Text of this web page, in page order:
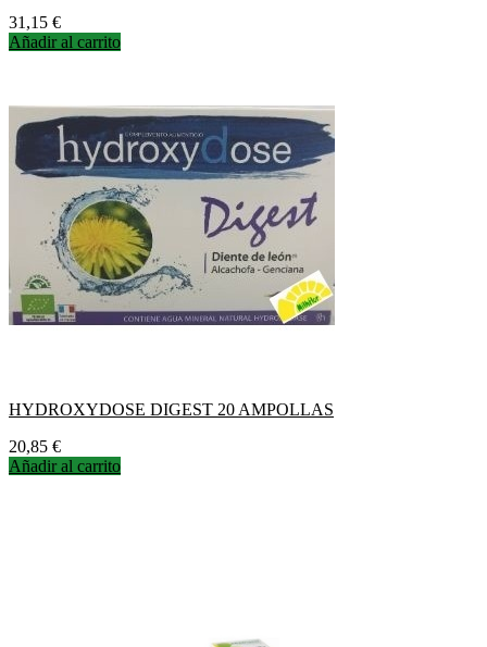
Precio
31,15 €
Añadir al carrito
HYDROXYDOSE DIGEST 20 AMPOLLAS
Precio
20,85 €
Añadir al carrito